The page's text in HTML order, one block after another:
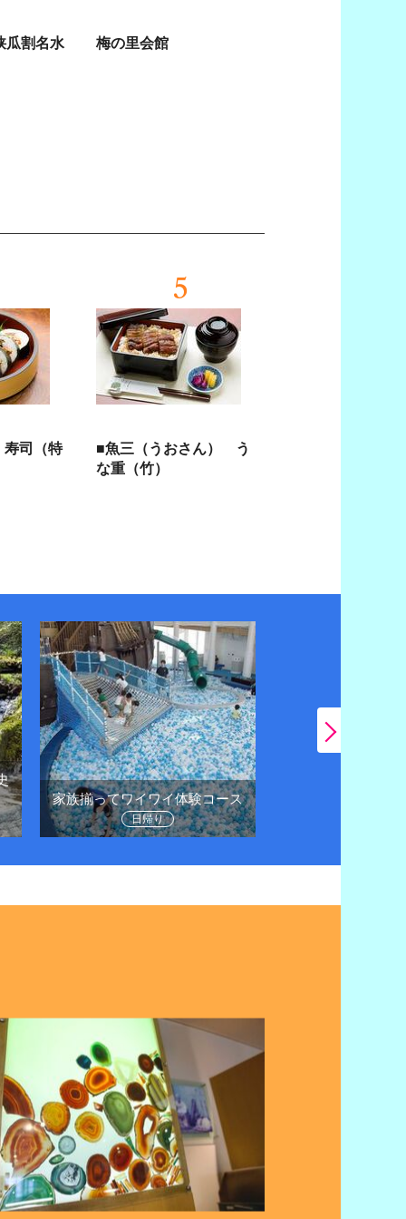
瓜割名水 梅の里会館
司（特
5
■魚三（うおさん） う
な重（竹）
家族揃ってワイワイ体験コース
日帰り